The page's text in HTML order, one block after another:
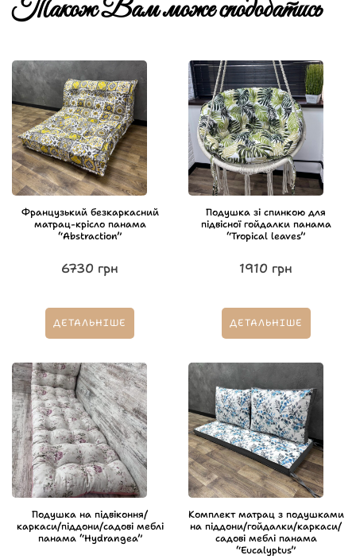
Також Вам може сподобатись
Французький безкаркасний
матрац-крісло панама
“Abstraction”
6730 грн
ДЕТАЛЬНІШЕ
Подушка зі спинкою для
підвісної гойдалки панама
“Tropical leaves”
1910 грн
ДЕТАЛЬНІШЕ
Подушка на підвіконня/
каркаси/піддони/садові меблі
панама “Hydrangea”
Комплект матрац з подушками
на піддони/гойдалки/каркаси/
садові меблі панама
“Eucalyptus”